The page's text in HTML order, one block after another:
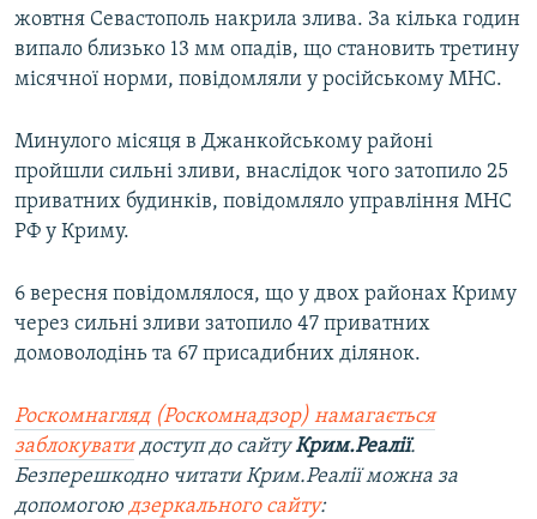
жовтня Севастополь накрила злива. За кілька годин
випало близько 13 мм опадів, що становить третину
місячної норми, повідомляли у російському МНС.
Минулого місяця в Джанкойському районі
пройшли сильні зливи, внаслідок чого затопило 25
приватних будинків, повідомляло управління МНС
РФ у Криму.
6 вересня повідомлялося, що у двох районах Криму
через сильні зливи затопило 47 приватних
домоволодінь та 67 присадибних ділянок.
Роскомнагляд (Роскомнадзор) намагається
заблокуватидоступ до сайтуКрим.Реалії.
Безперешкодно читати Крим.Реалії можна за
допомогою дзеркального сайту: